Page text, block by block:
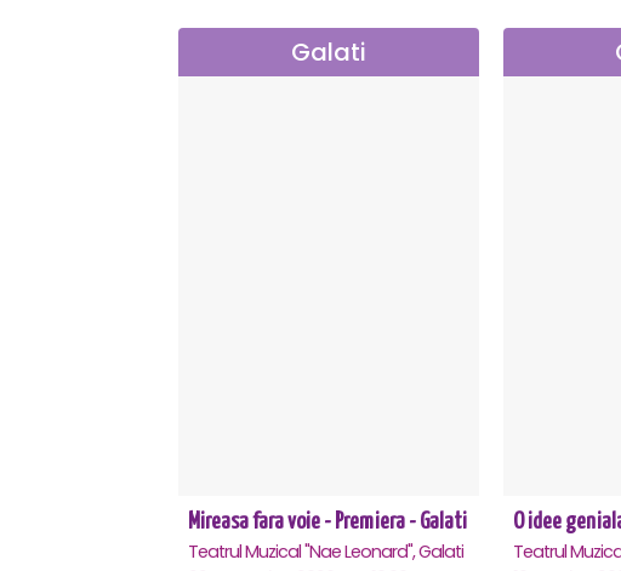
Galati
Mireasa fara voie - Premiera - Galati
Teatrul Muzical "Nae Leonard", Galati
O idee
Teatrul